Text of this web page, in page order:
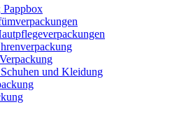
Pappbox
und Kleidung